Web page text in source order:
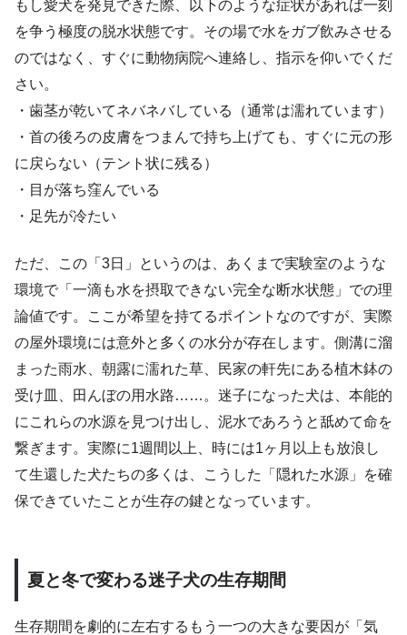
もし愛犬を発見できた際、以下のような症状があれば一刻
を争う極度の脱水状態です。その場で水をガブ飲みさせる
のではなく、すぐに動物病院へ連絡し、指示を仰いでくだ
さい。
・歯茎が乾いてネバネバしている（通常は濡れています）
・首の後ろの皮膚をつまんで持ち上げても、すぐに元の形
に戻らない（テント状に残る）
・目が落ち窪んでいる
・足先が冷たい
ただ、この「3日」というのは、あくまで実験室のような
環境で「一滴も水を摂取できない完全な断水状態」での理
論値です。ここが希望を持てるポイントなのですが、実際
の屋外環境には意外と多くの水分が存在します。側溝に溜
まった雨水、朝露に濡れた草、民家の軒先にある植木鉢の
受け皿、田んぼの用水路……。迷子になった犬は、本能的
にこれらの水源を見つけ出し、泥水であろうと舐めて命を
繋ぎます。実際に1週間以上、時には1ヶ月以上も放浪し
て生還した犬たちの多くは、こうした「隠れた水源」を確
保できていたことが生存の鍵となっています。
夏と冬で変わる迷子犬の生存期間
生存期間を劇的に左右するもう一つの大きな要因が「気